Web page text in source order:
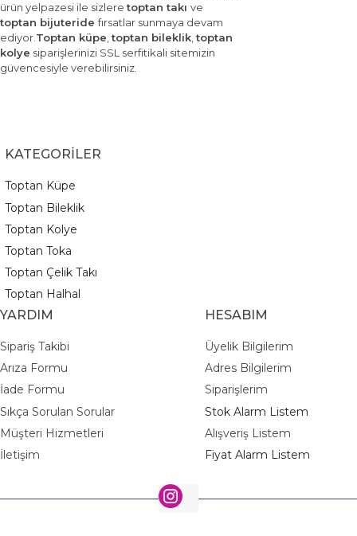
ürün yelpazesi ile sizleretoptan takı ve
toptan bijuteridefırsatlar sunmaya devam
ediyor.Toptan küpe,toptan bileklik,toptan
kolye siparişlerinizi SSL serfitikali sitemizin
güvencesiyle verebilirsiniz.
KATEGORİLER
Toptan Küpe
Toptan Bileklik
Toptan Kolye
Toptan Toka
Toptan Çelik Takı
Toptan Halhal
YARDIM
Sipariş Takibi
Arıza Formu
İade Formu
Sıkça Sorulan Sorular
Müşteri Hizmetleri
İletişim
HESABIM
Üyelik Bilgilerim
Adres Bilgilerim
Siparişlerim
Stok Alarm Listem
Alışveriş Listem
Fiyat Alarm Listem